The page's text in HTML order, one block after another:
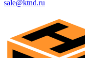
sale@ktnd.ru